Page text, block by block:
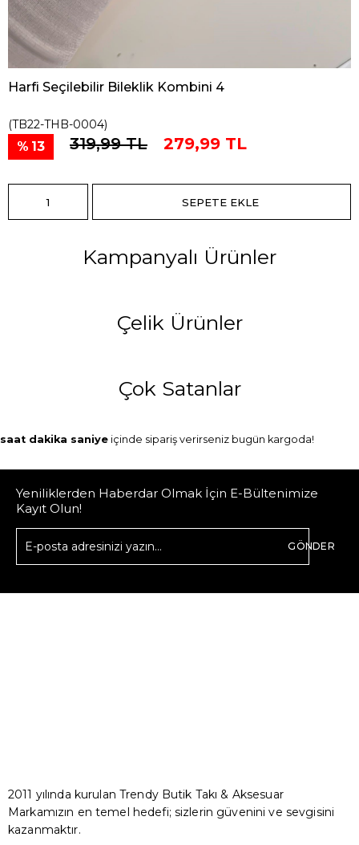
Harfi Seçilebilir Bileklik Kombini 4
(TB22-THB-0004)
13 319,99 TL 279,99 TL
Kampanyalı Ürünler
Çelik Ürünler
Çok Satanlar
saat dakika saniye içinde sipariş verirseniz bugün kargoda!
Yeniliklerden Haberdar Olmak İçin E-Bültenimize
Kayıt Olun!
GÖNDER
2011 yılında kurulan Trendy Butik Takı & Aksesuar
Markamızın en temel hedefi; sizlerin güvenini ve sevgisini
kazanmaktır.